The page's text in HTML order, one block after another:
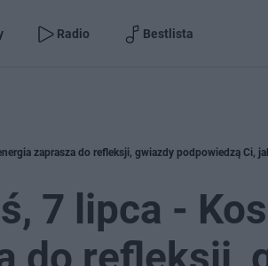
Radio Bestlista
zaprasza do refleksji, gwiazdy podpowiedzą Ci,
7 lipca -